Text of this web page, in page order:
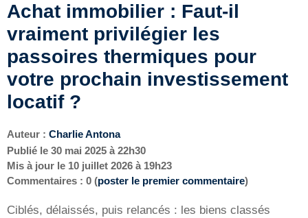
Achat immobilier : Faut-il
vraiment privilégier les
passoires thermiques pour
votre prochain investissement
locatif ?
Auteur : Charlie Antona
Publié le 30 mai 2025 à 22h30
Mis à jour le 10 juillet 2026 à 19h23
Commentaires : 0 (poster le premier commentaire)
Ciblés, délaissés, puis relancés : les biens classés